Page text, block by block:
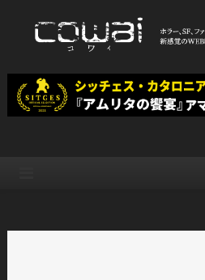
WEB映画マガ
ワ